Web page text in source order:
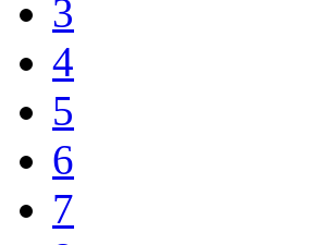
3
4
5
6
7